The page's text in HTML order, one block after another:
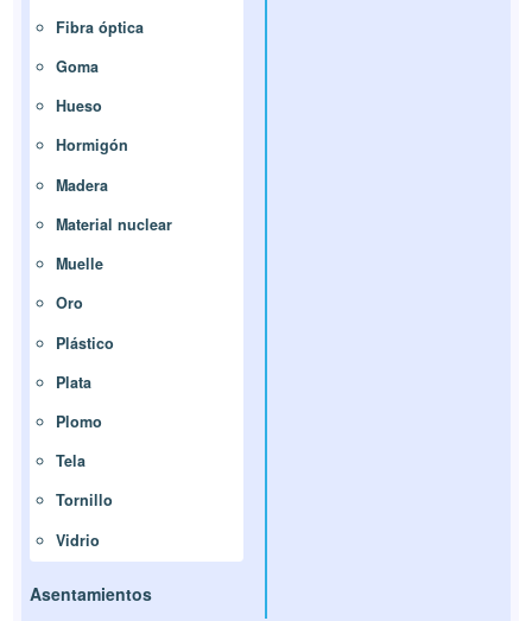
Fibra óptica
Goma
Hueso
Hormigón
Madera
Material nuclear
Muelle
Oro
Plástico
Plata
Plomo
Tela
Tornillo
Vidrio
Asentamientos